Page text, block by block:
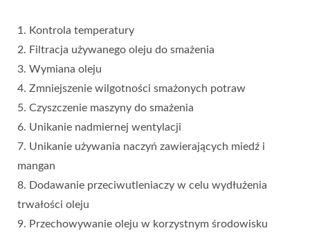
1. Kontrola temperatury
2. Filtracja używanego oleju do smażenia
3. Wymiana oleju
4. Zmniejszenie wilgotności smażonych potraw
5. Czyszczenie maszyny do smażenia
6. Unikanie nadmiernej wentylacji
7. Unikanie używania naczyń zawierających miedź i
mangan
8. Dodawanie przeciwutleniaczy w celu wydłużenia
trwałości oleju
9. Przechowywanie oleju w korzystnym środowisku